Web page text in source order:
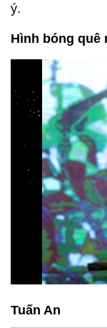
ý.
Hình bóng quê
Tuấn An